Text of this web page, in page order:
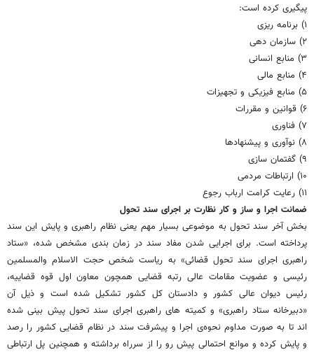
پیگیری کرده است:
۱) برنامه ریزی
۲) سازمان دهی
۳) منابع انسانی
۴) منابع مالی
۵) منابع فیزیکی و تجهیزات
۶) قوانین و مقررات
۷) فناوری
۸) نوآوری و پیشنهادها
۹) گفتمان سازی
۱۰) ارتباطات مردمی
۱۱) رعایت کرامت ارباب رجوع
ضمانت اجرا و ساز و کار نظارت بر اجرای سند تحول
بخش آخر سند تحول به موضوعی بسیار مهم یعنی نظام راهبری و پایش این سند
پرداخته است. برای اجرایی شدن مفاد سند در زمان بندی مشخص شده، «ستاد
راهبری اجرای سند تحول قضائی» به ریاست شخص حجت الاسلام والمسلمین
رئیسی و عضویت مقامات عالی رتبه قضایی همچون معاون اول قوه قضاییه،
رئیس دیوان عالی کشور و دادستان کل کشور تشکیل شده است و ذیل آن
«دبیرخانه ستاد راهبری» و کمیته های راهبری اجرای سند تحول پیش بینی شده
اند تا به صورت مداوم نحوه‌ی اجرا و پیشرفت سند در نظام قضایی کشور را رصد
و پایش کرده و موانع احتمالی پیش رو را از سرراه برداشته و همچنین پل ارتباطی